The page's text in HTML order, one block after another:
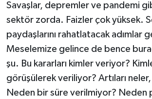
Savaşlar, depremler ve pandemi
sektör zorda. Faizler çok yüksek.
paydaşlarını rahatlatacak adımlar
Meselemize gelince de bence
şu. Bu kararları kimler veriyor?
görüşülerek veriliyor? Artıları
Neden bir süre verilmiyor? Neden